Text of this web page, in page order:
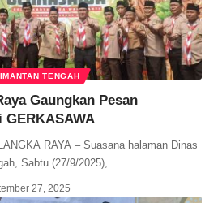
TENGAH
Gaungkan Pesan
RAYA – Suasana halaman Dinas
Sabtu (27/9/2025),…
27, 2025